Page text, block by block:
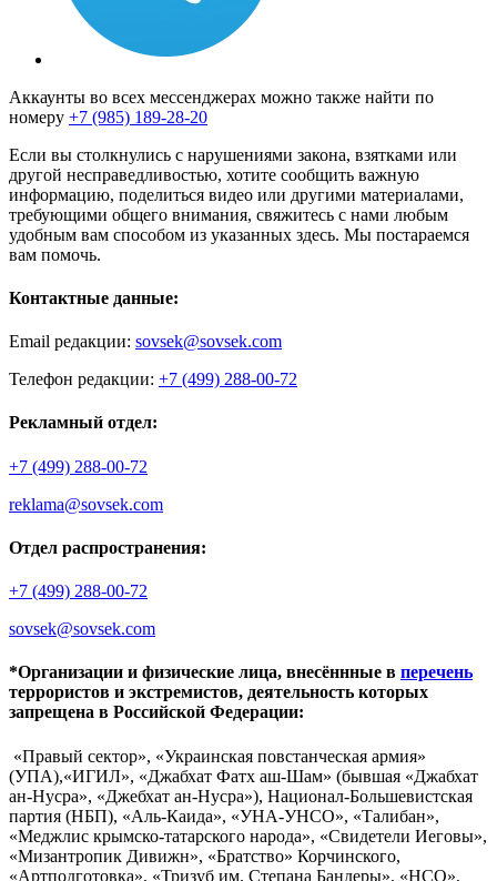
Аккаунты во всех мессенджерах можно также найти по
номеру +7 (985) 189-28-20
Если вы столкнулись с нарушениями закона, взятками или
другой несправедливостью, хотите сообщить важную
информацию, поделиться видео или другими материалами,
требующими общего внимания, свяжитесь с нами любым
удобным вам способом из указанных здесь. Мы постараемся
вам помочь.
Контактные данные:
Email редакции: sovsek@sovsek.com
Телефон редакции: +7 (499) 288-00-72
Рекламный отдел:
+7 (499) 288-00-72
reklama@sovsek.com
Отдел распространения:
+7 (499) 288-00-72
sovsek@sovsek.com
*Организации и физические лица, внесённные в перечень
террористов и экстремистов, деятельность которых
запрещена в Российской Федерации:
«Правый сектор», «Украинская повстанческая армия»
(УПА),«ИГИЛ», «Джабхат Фатх аш-Шам» (бывшая «Джабхат
ан-Нусра», «Джебхат ан-Нусра»), Национал-Большевистская
партия (НБП), «Аль-Каида», «УНА-УНСО», «Талибан»,
«Меджлис крымско-татарского народа», «Свидетели Иеговы»,
«Мизантропик Дивижн», «Братство» Корчинского,
«Артподготовка», «Тризуб им. Степана Бандеры», «НСО»,